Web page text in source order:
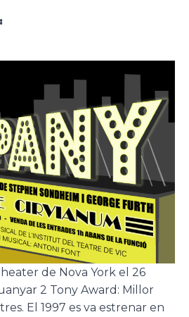
de Nova York el 26
2 Tony Award: Millor
El 1997 es va estrenar en